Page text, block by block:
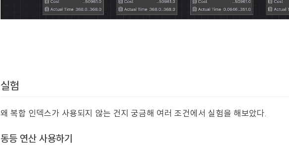
실험
왜 복합 인덱스가 사용되지 않는 건지 궁금해 여러 조건에서 실험을 해보았다.
동등 연산 사용하기